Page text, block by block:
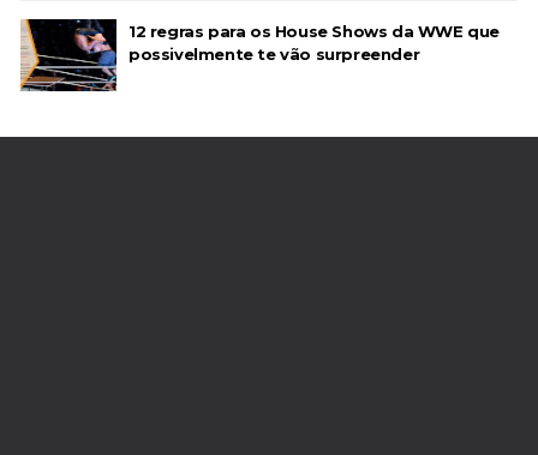
12 regras para os House Shows da WWE que
possivelmente te vão surpreender